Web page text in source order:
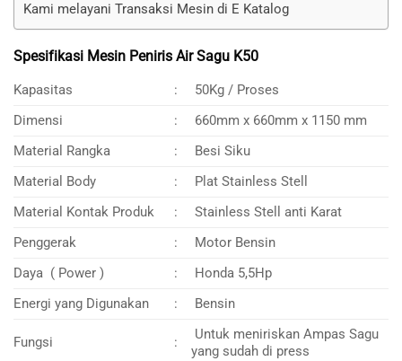
Kami melayani Transaksi Mesin di E Katalog
Spesifikasi Mesin Peniris Air Sagu K50
Kapasitas :
50Kg / Proses
Dimensi
:
660mm x 660mm x 1150 mm
Material Rangka
:
Besi Siku
Material Body
:
Plat Stainless Stell
Material Kontak Produk
:
Stainless Stell anti Karat
Penggerak
:
Motor Bensin
Daya ( Power )
:
Honda 5,5Hp
Energi yang Digunakan
: Bensin
Fungsi :
Untuk meniriskan Ampas Sagu
yang sudah di press